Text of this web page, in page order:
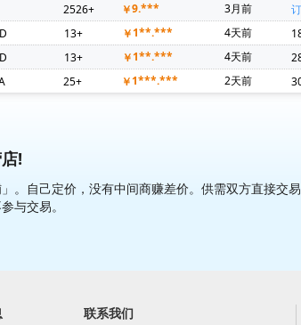
2526+ ￥9.*** 3月前
13+ ￥1**.*** 4天前
13+ ￥1**.*** 4天前
25+ ￥1***.*** 2天前
!
。自己定价，没有中间商赚差价。供需双方直接交易
与交易。
联系我们